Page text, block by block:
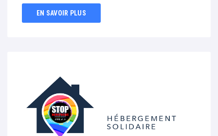
EN SAVOIR PLUS